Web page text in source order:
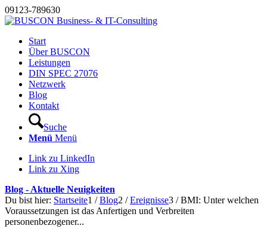
09123-789630
Start
Über BUSCON
Leistungen
DIN SPEC 27076
Netzwerk
Blog
Kontakt
Suche
Menü Menü
Link zu LinkedIn
Link zu Xing
Blog - Aktuelle Neuigkeiten
Du bist hier: Startseite1 / Blog2 / Ereignisse3 / BMI: Unter welchen
Voraussetzungen ist das Anfertigen und Verbreiten
personenbezogener...